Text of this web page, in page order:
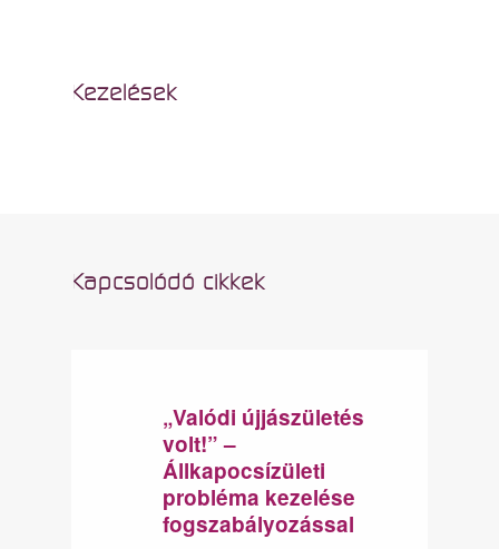
Kezelések
Kapcsolódó cikkek
„Valódi újjászületés
volt!” –
Állkapocsízületi
probléma kezelése
fogszabályozással